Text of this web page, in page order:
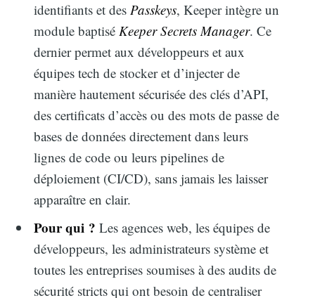
identifiants et desPasskeys, Keeper intègre un
module baptiséKeeper Secrets Manager. Ce
dernier permet aux développeurs et aux
équipes tech de stocker et d’injecter de
manière hautement sécurisée des clés d’API,
des certificats d’accès ou des mots de passe de
bases de données directement dans leurs
lignes de code ou leurs pipelines de
déploiement (CI/CD), sans jamais les laisser
apparaître en clair.
Pour qui ? Les agences web, les équipes de
développeurs, les administrateurs système et
toutes les entreprises soumises à des audits de
sécurité stricts qui ont besoin de centraliser